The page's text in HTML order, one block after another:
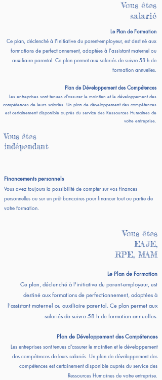
Vous êtes
salarié
Vous êtes
indépendant
Le Plan de Formation
Ce plan, déclenché à l'initiative du parent-employeur, est destiné aux
formations de perfectionnement, adaptées à l'assistant maternel ou
auxiliaire parental. Ce plan permet aux salariés de suivre 58 h de
formation annuelles.
Plan de Développement des Compétences
Les entreprises sont tenues d’assurer le maintien et le développement des
compétences de leurs salariés. Un plan de développement des compétences
est certainement disponible auprès du service des Ressources Humaines de
votre entreprise.
Financements personnels
Vous avez toujours la possibilité de compter sur vos finances
personnelles ou sur un prêt bancaires pour financer tout ou partie de
votre formation.
Vous êtes
EAJE,
RPE, MAM
Le Plan de Formation
Ce plan, déclenché à l'initiative du parent-employeur, est
destiné aux formations de perfectionnement, adaptées à
l'assistant maternel ou auxiliaire parental. Ce plan permet aux
salariés de suivre 58 h de formation annuelles.
Plan de Développement des Compétences
Les entreprises sont tenues d’assurer le maintien et le développement
des compétences de leurs salariés. Un plan de développement des
compétences est certainement disponible auprès du service des
Ressources Humaines de votre entreprise.